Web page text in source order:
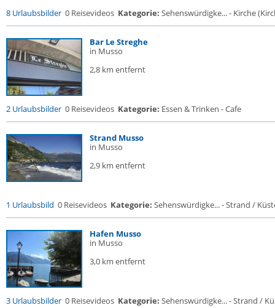
8 Urlaubsbilder 0 Reisevideos Kategorie: Sehenswürdigke... - Kirche
Bar Le Streghe
in Musso
2,8 km entfernt
2 Urlaubsbilder 0 Reisevideos Kategorie: Essen & Trinken - Cafe
Strand Musso
in Musso
2,9 km entfernt
1 Urlaubsbild 0 Reisevideos Kategorie: Sehenswürdigke... - Strand /
Hafen Musso
in Musso
3,0 km entfernt
3 Urlaubsbilder 0 Reisevideos Kategorie: Sehenswürdigke... - Strand /